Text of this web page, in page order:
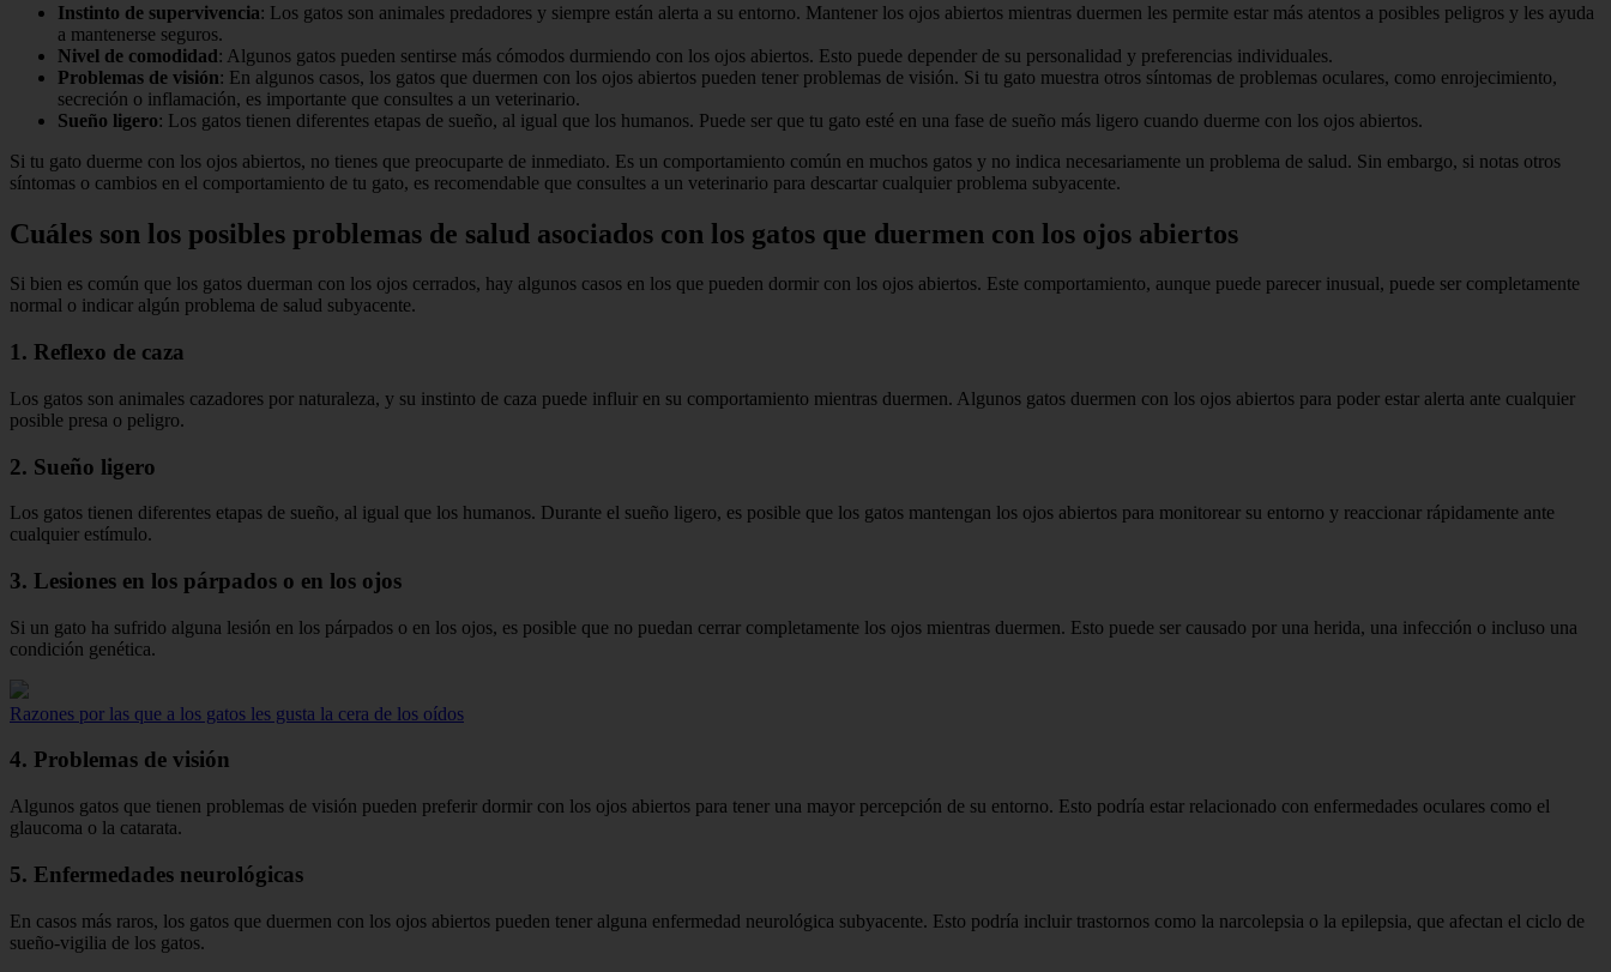
Instinto de supervivencia: Los gatos son animales predadores y siempre están alerta a su entorno. Mantener los ojos abiertos mientras duermen les permite estar más atentos a posibles peligros y les ayuda
a mantenerse seguros.
Nivel de comodidad: Algunos gatos pueden sentirse más cómodos durmiendo con los ojos abiertos. Esto puede depender de su personalidad y preferencias individuales.
Problemas de visión: En algunos casos, los gatos que duermen con los ojos abiertos pueden tener problemas de visión. Si tu gato muestra otros síntomas de problemas oculares, como enrojecimiento,
secreción o inflamación, es importante que consultes a un veterinario.
Sueño ligero: Los gatos tienen diferentes etapas de sueño, al igual que los humanos. Puede ser que tu gato esté en una fase de sueño más ligero cuando duerme con los ojos abiertos.
Si tu gato duerme con los ojos abiertos, no tienes que preocuparte de inmediato. Es un comportamiento común en muchos gatos y no indica necesariamente un problema de salud. Sin embargo, si notas otros
síntomas o cambios en el comportamiento de tu gato, es recomendable que consultes a un veterinario para descartar cualquier problema subyacente.
Cuáles son los posibles problemas de salud asociados con los gatos que duermen con los ojos abiertos
Si bien es común que los gatos duerman con los ojos cerrados, hay algunos casos en los que pueden dormir con los ojos abiertos. Este comportamiento, aunque puede parecer inusual, puede ser completamente
normal o indicar algún problema de salud subyacente.
1. Reflexo de caza
Los gatos son animales cazadores por naturaleza, y su instinto de caza puede influir en su comportamiento mientras duermen. Algunos gatos duermen con los ojos abiertos para poder estar alerta ante cualquier
posible presa o peligro.
2. Sueño ligero
Los gatos tienen diferentes etapas de sueño, al igual que los humanos. Durante el sueño ligero, es posible que los gatos mantengan los ojos abiertos para monitorear su entorno y reaccionar rápidamente ante
cualquier estímulo.
3. Lesiones en los párpados o en los ojos
Si un gato ha sufrido alguna lesión en los párpados o en los ojos, es posible que no puedan cerrar completamente los ojos mientras duermen. Esto puede ser causado por una herida, una infección o incluso una
condición genética.
Razones por las que a los gatos les gusta la cera de los oídos
4. Problemas de visión
Algunos gatos que tienen problemas de visión pueden preferir dormir con los ojos abiertos para tener una mayor percepción de su entorno. Esto podría estar relacionado con enfermedades oculares como el
glaucoma o la catarata.
5. Enfermedades neurológicas
En casos más raros, los gatos que duermen con los ojos abiertos pueden tener alguna enfermedad neurológica subyacente. Esto podría incluir trastornos como la narcolepsia o la epilepsia, que afectan el ciclo de
sueño-vigilia de los gatos.